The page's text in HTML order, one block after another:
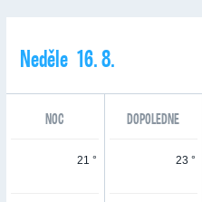
Neděle 16. 8.
NOC DOPOLEDNE
21 ° 23 °